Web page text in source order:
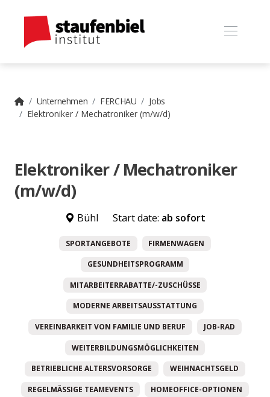
Unternehmen FERCHAU
Jobs
Elektroniker / Mechatroniker (m/w/d)
Elektroniker / Mechatroniker
(m/w/d)
Bühl Start date: ab sofort
SPORTANGEBOTE FIRMENWAGEN
GESUNDHEITSPROGRAMM
MITARBEITERRABATTE/-ZUSCHÜSSE
MODERNE ARBEITSAUSSTATTUNG
VEREINBARKEIT VON FAMILIE UND BERUF JOB-RAD
WEITERBILDUNGSMÖGLICHKEITEN
BETRIEBLICHE ALTERSVORSORGE WEIHNACHTSGELD
REGELMÄSSIGE TEAMEVENTS HOMEOFFICE-OPTIONEN